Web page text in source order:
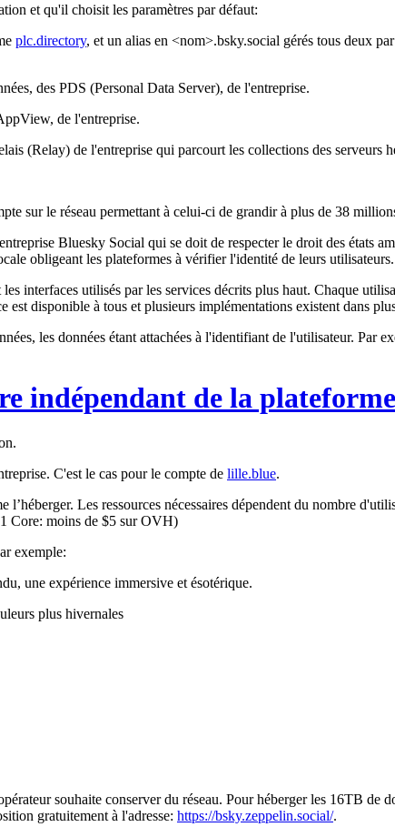
et qu'il choisit les paramètres par défaut:
plc.directory, et un alias en <nom>.bsky.social gérés tous deux
des PDS (Personal Data Server), de l'entreprise.
de l'entreprise.
(Relay) de l'entreprise qui parcourt les collections des serveurs
sur le réseau permettant à celui-ci de grandir à plus de 38
Bluesky Social qui se doit de respecter le droit des états
obligeant les plateformes à vérifier l'identité de leurs utilisateurs.
interfaces utilisés par les services décrits plus haut. Chaque
est disponible à tous et plusieurs implémentations existent dans
les données étant attachées à l'identifiant de l'utilisateur. Par
indépendant de la
C'est le cas pour le compte de lille.blue.
l’héberger. Les ressources nécessaires dépendent du nombre
Core: moins de $5 sur OVH)
exemple:
une expérience immersive et ésotérique.
plus hivernales
souhaite conserver du réseau. Pour héberger les 16TB de
gratuitement à l'adresse: https://bsky.zeppelin.social/.